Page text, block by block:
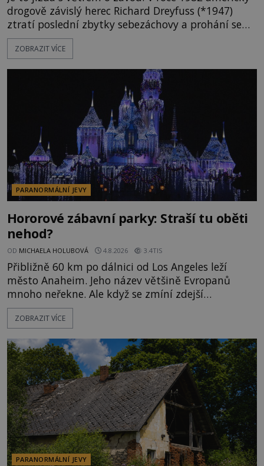
drogově závislý herec Richard Dreyfuss (*1947)
ztratí poslední zbytky sebezáchovy a prohání se
po silnicích ve svém mercedesu jako utržený ze
řetězu. Vše vyvrcholí katastrofou, když to Dreyfuss
následně nalezne schovaný kokain. Tímto
momentem se slavnému
ZOBRAZIT VÍCE
PARANORMÁLNÍ JEVY
Hororové zábavní parky: Straší tu oběti
nehod?
OD MICHAELA HOLUBOVÁ 4.8.2026 3.4TIS
Přibližně 60 km po dálnici od Los Angeles leží
město Anaheim. Jeho název většině Evropanů
mnoho neřekne. Ale když se zmíní zdejší
Disneyland, je hned jasno. Zábavní park vyroste na
poklidném místě bývalého sadu pomerančovníků.
kolem 17 000 000 zábavychtivých lidí ročně. A ač je
velká snaha to utajit, někteří z
ZOBRAZIT VÍCE
PARANORMÁLNÍ JEVY